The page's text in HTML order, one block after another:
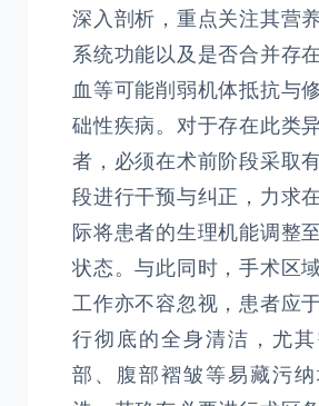
深入剖析，重点关注其营
系统功能以及是否合并存
血等可能削弱机体抵抗与
础性疾病。对于存在此类
者，必须在术前阶段采取
段进行干预与纠正，力求
际将患者的生理机能调整
状态。与此同时，手术区
工作亦不容忽视，患者应
行彻底的全身清洁，尤
部、腹部褶皱等易藏污